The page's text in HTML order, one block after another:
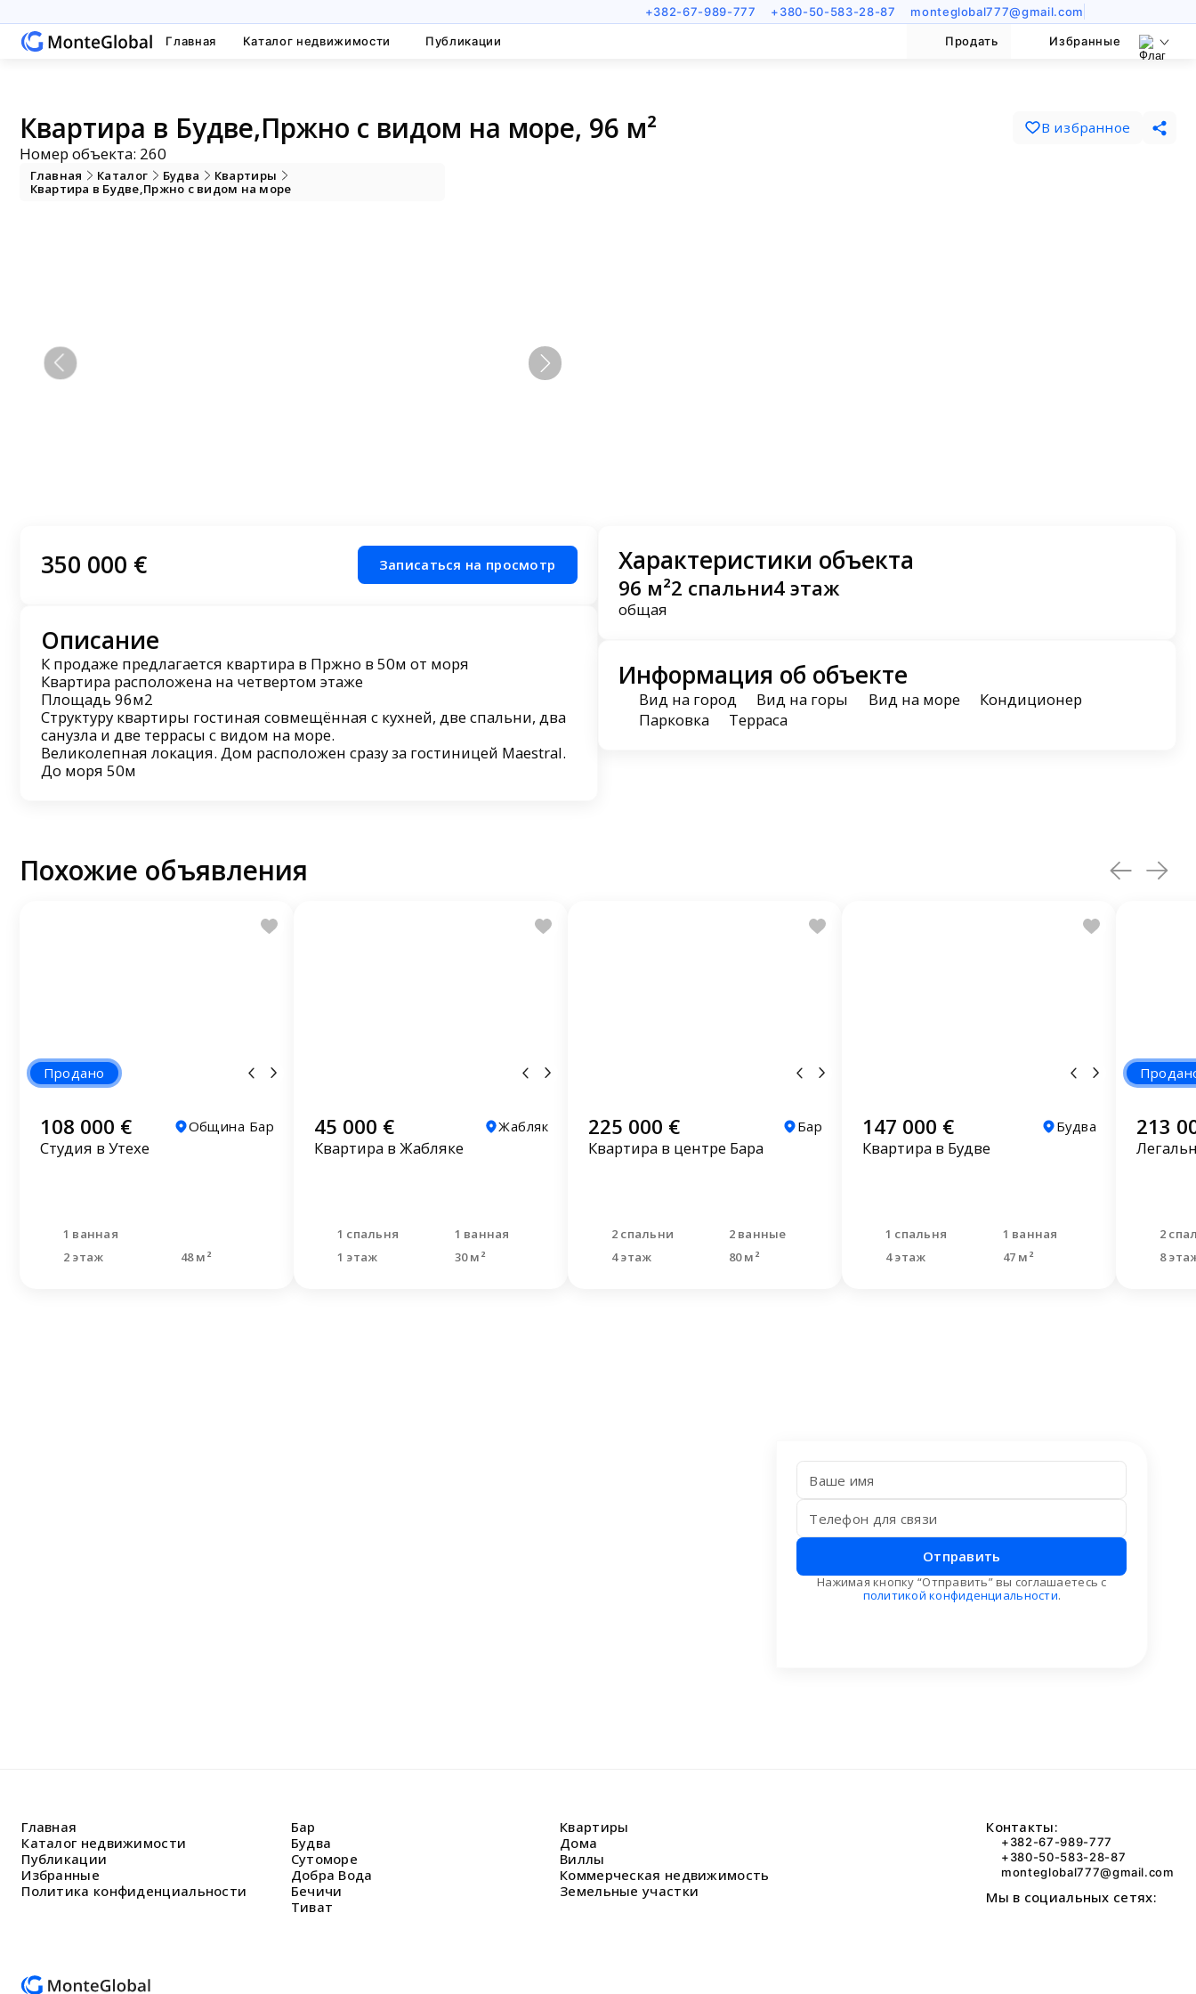
+382-67-989-777 +380-50-583-28-87 monteglobal777@gmail.com
Главная Каталог недвижимости Публикации Продать Избранные
Квартира в Будве,Пржно с видом на море, 96 м²
Номер объекта: 260
В избранное
Главная Каталог Будва
Квартиры
Квартира в Будве,Пржно с видом на море
350 000 € Записаться на просмотр
Описание
К продаже предлагается квартира в Пржно в 50м от моря
Квартира расположена на четвертом этаже
Площадь 96м2
Структуру квартиры гостиная совмещённая с кухней, две спальни, два
санузла и две террасы с видом на море.
Великолепная локация. Дом расположен сразу за гостиницей Maestral.
До моря 50м
Характеристики объекта
96 м²
общая
2 спальни4 этаж
Информация об объекте
Вид на город Вид на горы Вид на море
Кондиционер
Парковка
Терраса
Похожие объявления
Продано
108 000 € Община Бар
Студия в Утехе
1 ванная
2 этаж
48 м²
45 000 € Жабляк
Квартира в Жабляке
1 спальня
1 ванная
1 этаж
30 м²
225 000 € Бар
Квартира в центре Бара
2 спальни
2 ванные
4 этаж
80 м²
147 000 € Будва
Квартира в Будве
1 спальня
1 ванная
4 этаж
47 м²
213
2
8
Отправить
Нажимая кнопку “Отправить” вы соглашаетесь с
политикой конфиденциальности.
Главная
Каталог недвижимости
Публикации
Избранные
Политика конфиденциальности
Бар
Будва
Сутоморе
Добра Вода
Бечичи
Тиват
Квартиры
Дома
Виллы
Коммерческая недвижимость
Земельные участки
Контакты:
+382-67-989-777
+380-50-583-28-87
monteglobal777@gmail.com
Мы в социальных сетях: